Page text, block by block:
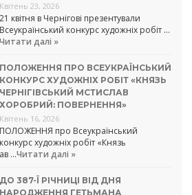
Квітень 23, 2026
21 квітня в Чернігові презентували
Всеукраїнський конкурс художніх робіт …
Читати далі »
ПОЛОЖЕННЯ ПРО ВСЕУКРАЇНСЬКИЙ
КОНКУРС ХУДОЖНІХ РОБІТ «КНЯЗЬ
ЧЕРНІГІВСЬКИЙ МСТИСЛАВ
ХОРОБРИЙ: ПОВЕРНЕННЯ»
Квітень 16, 2026
ПОЛОЖЕННЯ про Всеукраїнський
конкурс художніх робіт «Князь
…Читати далі »
ДО 387-Ї РІЧНИЦІ ВІД ДНЯ
НАРОДЖЕННЯ ГЕТЬМАНА